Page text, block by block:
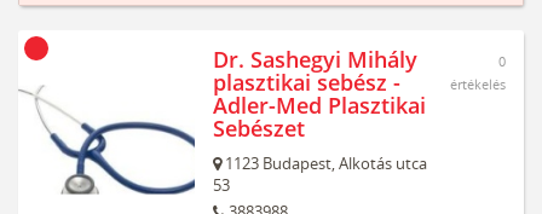
Dr. Sashegyi Mihály
plasztikai sebész -
Adler-Med Plasztikai
Sebészet
1123 Budapest,Alkotás utca
53
0
értékelés